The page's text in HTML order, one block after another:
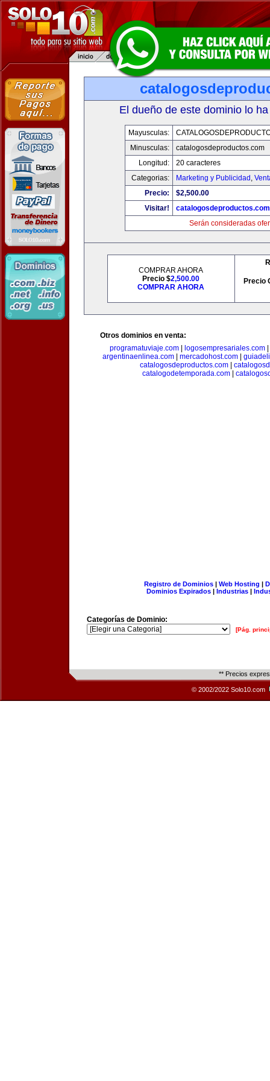
El dueño de este dominio lo
Mayusculas:
Minusculas:
catalogosdeproductos.com
Longitud:
20 caracteres
Categorias:
Marketing y Publicidad ,
Precio:
$2,500.00
Visitar!
catalogosdeproductos.com
Serán consideradas
COMPRAR AHORA
Precio $2,500.00
COMPRAR AHORA
Precio
Otros dominios en venta:
programatuviaje.com| logosempresariales.com|
argentinaenlinea.com| mercadohost.com|
catalogosdeproductos.com
catalogodetemporada.com
Registro de Dominios| Web Hosting |
Dominios Expirados | Industrias |
Categorías de Dominio:
[Pág.
** Precios
© 2002/2022 Solo10.com